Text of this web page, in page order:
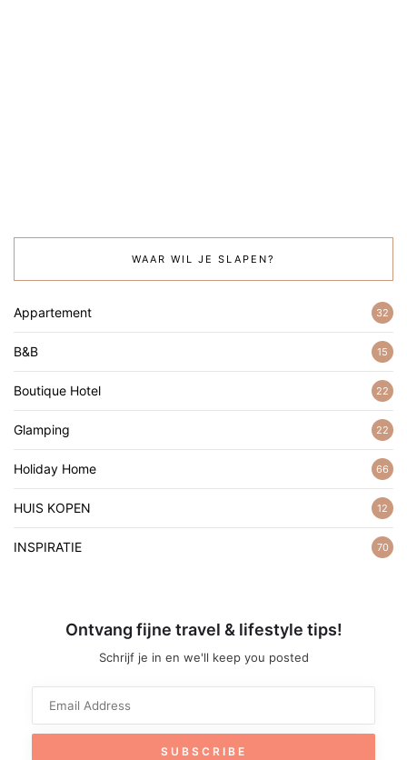
WAAR WIL JE SLAPEN?
Appartement 32
B&B 15
Boutique Hotel 22
Glamping 22
Holiday Home 66
HUIS KOPEN 12
INSPIRATIE 70
Ontvang fijne travel & lifestyle tips!
Schrijf je in en we'll keep you posted